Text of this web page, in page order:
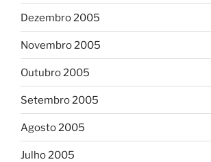
Dezembro 2005
Novembro 2005
Outubro 2005
Setembro 2005
Agosto 2005
Julho 2005